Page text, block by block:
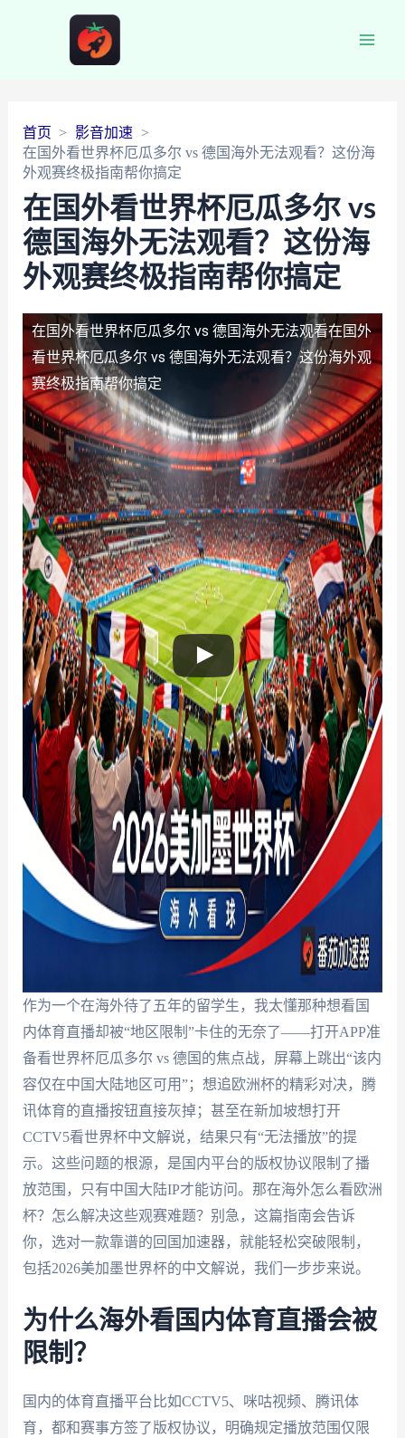
首页
影音加速
在国外看世界杯厄瓜多尔 vs 德国海外无法观看？这份海
外观赛终极指南帮你搞定
在国外看世界杯厄瓜多尔 vs
德国海外无法观看？这份海
外观赛终极指南帮你搞定
在国外看世界杯厄瓜多尔 vs 德国海外无法观看在国外
看世界杯厄瓜多尔 vs 德国海外无法观看？这份海外观
赛终极指南帮你搞定
作为一个在海外待了五年的留学生，我太懂那种想看国
内体育直播却被“地区限制”卡住的无奈了——打开APP准
备看世界杯厄瓜多尔 vs 德国的焦点战，屏幕上跳出“该内
容仅在中国大陆地区可用”；想追欧洲杯的精彩对决，腾
讯体育的直播按钮直接灰掉；甚至在新加坡想打开
CCTV5看世界杯中文解说，结果只有“无法播放”的提
示。这些问题的根源，是国内平台的版权协议限制了播
放范围，只有中国大陆IP才能访问。那在海外怎么看欧洲
杯？怎么解决这些观赛难题？别急，这篇指南会告诉
你，选对一款靠谱的回国加速器，就能轻松突破限制，
包括2026美加墨世界杯的中文解说，我们一步步来说。
为什么海外看国内体育直播会被
限制？
国内的体育直播平台比如CCTV5、咪咕视频、腾讯体
育，都和赛事方签了版权协议，明确规定播放范围仅限